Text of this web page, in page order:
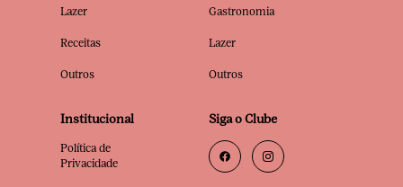
Lazer
Receitas
Outros
Gastronomia
Lazer
Outros
Institucional
Política de
Privacidade
Siga o Clube